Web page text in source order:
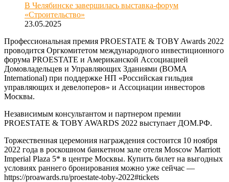
В Челябинске завершилась выставка-форум
«Строительство»
23.05.2025
Профессиональная премия PROESTATE & TOBY Awards 2022
проводится Оргкомитетом международного инвестиционного
форума PROESTATE и Американской Ассоциацией
Домовладельцев и Управляющих Зданиями (BOMA
International) при поддержке НП «Российская гильдия
управляющих и девелоперов» и Ассоциации инвесторов
Москвы.
Независимым консультантом и партнером премии
PROESTATE & TOBY AWARDS 2022 выступает ДОМ.РФ.
Торжественная церемония награждения состоится 10 ноября
2022 года в роскошном банкетном зале отеля Moscow Marriott
Imperial Plaza 5* в центре Москвы. Купить билет на выгодных
условиях раннего бронирования можно уже сейчас —
https://proawards.ru/proestate-toby-2022#tickets